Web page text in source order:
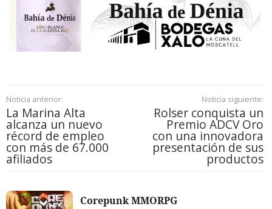
Noticia anterior:
La Marina Alta
alcanza un nuevo
récord de empleo
con más de 67.000
afiliados
Noticia siguiente:
Rolser conquista un
Premio ADCV Oro
con una innovadora
presentación de sus
productos
Corepunk MMORPG